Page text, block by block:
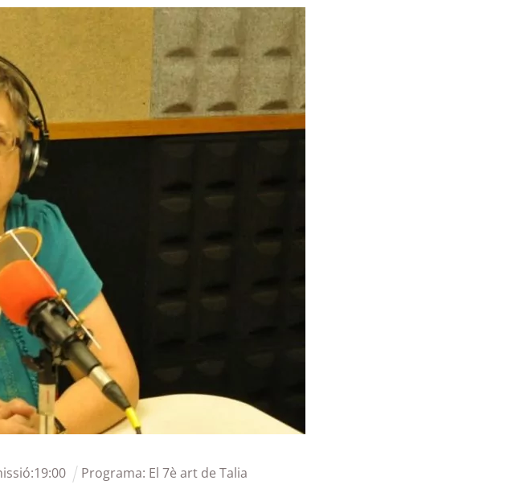
19:00 Programa: El 7è art de Talia